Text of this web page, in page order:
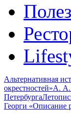
Альтернативная
окрестностей»А. А.
Петербурга
Георги «Описание